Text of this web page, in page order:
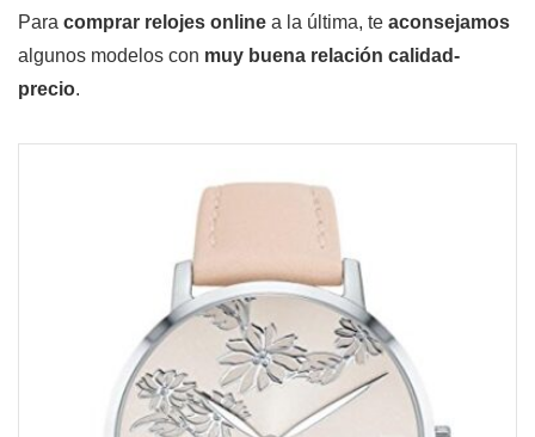
Para comprar relojes online a la última, te aconsejamos
algunos modelos con muy buena relación calidad-
precio.